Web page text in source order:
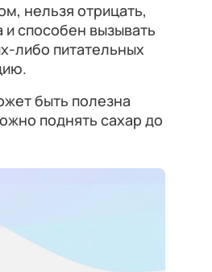
нельзя отрицать,
способен вызывать
либо питательных
быть полезна
поднять сахар до